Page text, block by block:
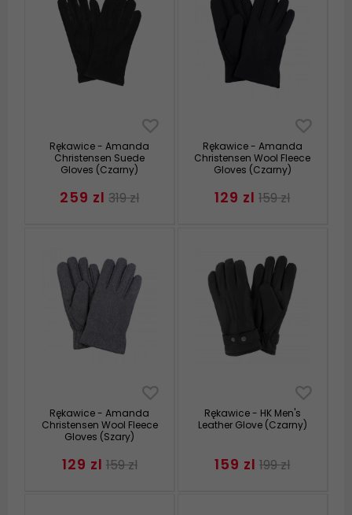
Rękawice - Amanda
Christensen Suede
Gloves (Czarny)
259 zl 319 zl
Rękawice - Amanda
Christensen Wool Fleece
Gloves (Czarny)
129 zl 159 zl
Rękawice - Amanda
Christensen Wool Fleece
Gloves (Szary)
129 zl 159 zl
Rękawice - HK Men's
Leather Glove (Czarny)
159 zl 199 zl